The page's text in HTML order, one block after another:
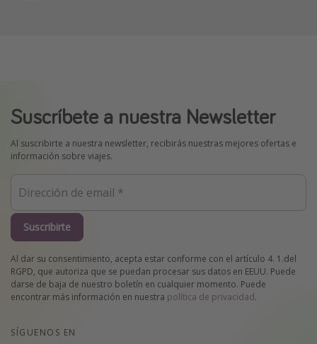
Suscríbete a nuestra Newsletter
Al suscribirte a nuestra newsletter, recibirás nuestras mejores ofertas e
información sobre viajes.
Suscribirte
Al dar su consentimiento, acepta estar conforme con el artículo 4. 1.del
RGPD, que autoriza que se puedan procesar sus datos en EEUU. Puede
darse de baja de nuestro boletín en cualquier momento. Puede
encontrar más información en nuestra política de privacidad.
SÍGUENOS EN